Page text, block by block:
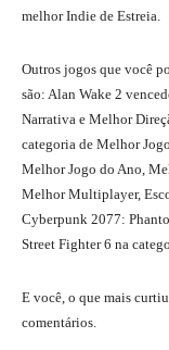
melhor Indie de Estreia.
Outros jogos que você
são: Alan Wake 2
Narrativa e Melhor
categoria de Melhor
Melhor Jogo do Ano,
Melhor Multiplayer,
Cyberpunk 2077:
Street Fighter 6 na
E você, o que mais
comentários.